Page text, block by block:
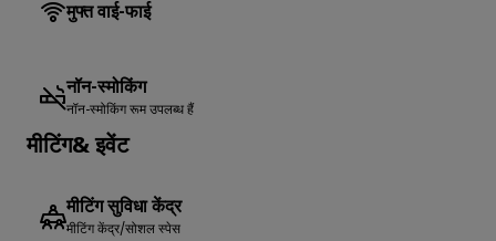
मुफ्त वाई-फाई
नॉन-स्मोकिंग
नॉन-स्मोकिंग रूम उपलब्ध हैं
मीटिंग& इवेंट
मीटिंग सुविधा केंद्र
मीटिंग केंद्र/सोशल स्पेस